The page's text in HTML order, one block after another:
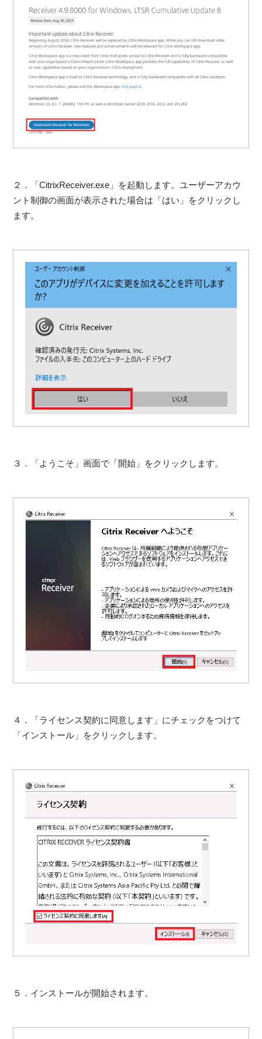
２．「CitrixReceiver.exe」を起動します。ユーザーアカウ
ント制御の画面が表示された場合は「はい」をクリックし
ます。
３．「ようこそ」画面で「開始」をクリックします。
４．「ライセンス契約に同意します」にチェックをつけて
「インストール」をクリックします。
５．インストールが開始されます。